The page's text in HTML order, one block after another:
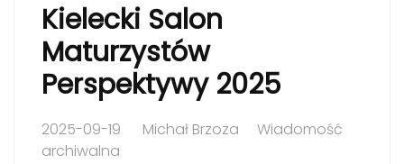
Kielecki Salon
Maturzystów
Perspektywy 2025
2025-09-19 Michał Brzoza
Wiadomość
archiwalna